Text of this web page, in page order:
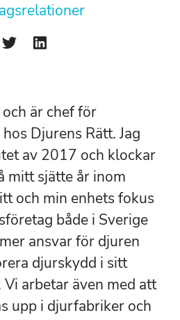
är chef för
Djurens Rätt. Jag
av 2017 och klockar
mitt sjätte år inom
och min enhets fokus
både i Sverige
ansvar för djuren
djurskydd i sitt
arbetar även med att
upp i djurfabriker och